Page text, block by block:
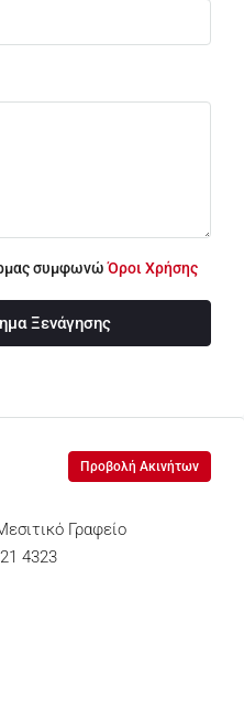
συμφωνώΌροι Χρήσης
Ξενάγησης
Προβολή Ακινήτων
Γραφείο
4323